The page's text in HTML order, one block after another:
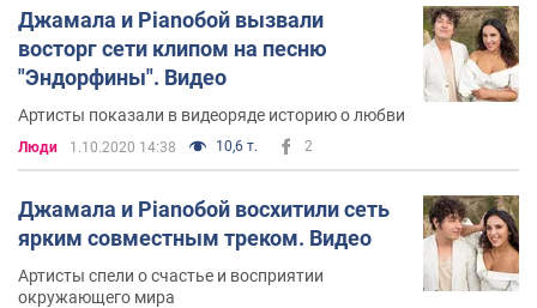
Джамала и Pianoбой вызвали
восторг сети клипом на песню
"Эндорфины". Видео
Артисты показали в видеоряде историю о любви
Люди 1.10.2020 14:38 10,6 т. 2
Джамала и Pianoбой восхитили сеть
ярким совместным треком. Видео
Артисты спели о счастье и восприятии
окружающего мира